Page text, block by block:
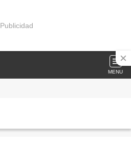
Publicidad
MENU